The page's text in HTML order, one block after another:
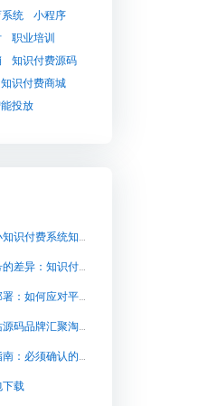
统
小程序
职业培训
知识付费源码
知识付费商城
投放
小知识付费系统【小知识付费系统知识付费系统系统怎么制作，知识付费系统搭建使用教程】
老师个体与机构账号的差异：知识付费团队为何需要私有化部署卖课系统
私域卖课与私有化部署：如何应对平台账号封禁与课程下架风险
淘宝网知识付费网站源码品牌汇聚淘我喜欢【 淘宝网知识付费网站源码品牌汇聚淘我喜欢知识付费系统系统怎么制作，知识付费系统搭建使用教程】
知识付费系统选型指南：必须确认的10个核心功能与私有化部署要点
下载